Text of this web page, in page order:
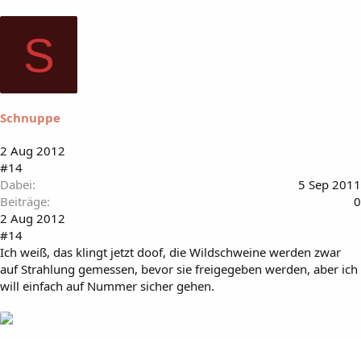
S
Schnuppe
2 Aug 2012
#14
Dabei
5 Sep 2011
Beiträge
0
2 Aug 2012
#14
Ich weiß, das klingt jetzt doof, die Wildschweine werden zwar
auf Strahlung gemessen, bevor sie freigegeben werden, aber ich
will einfach auf Nummer sicher gehen.